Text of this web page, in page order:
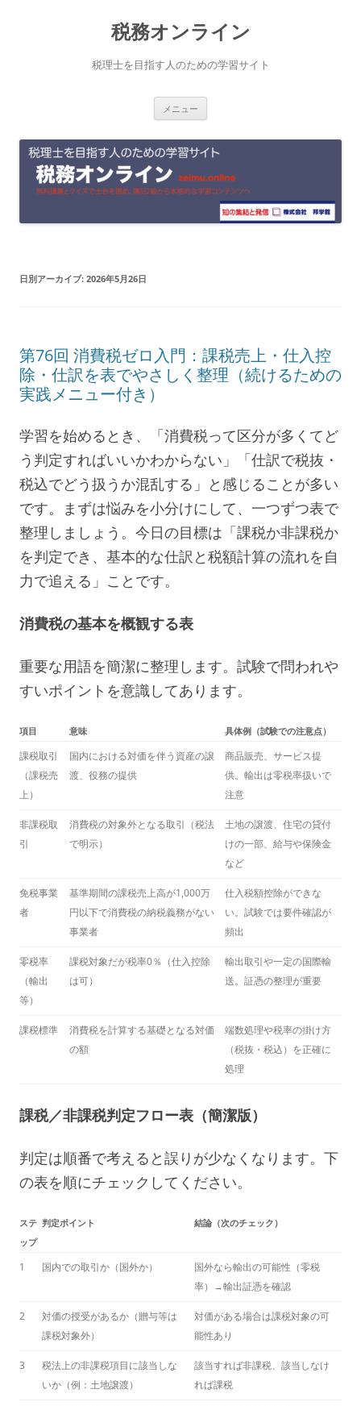
へ
ッ
税務オンライン
税理士を目指す人のための学習サイト
メニュー
日別アーカイブ: 2026年5月26日
第76回 消費税ゼロ入門：課税売上・仕入控
除・仕訳を表でやさしく整理（続けるための
実践メニュー付き）
学習を始めるとき、「消費税って区分が多くてど
う判定すればいいかわからない」「仕訳で税抜・
税込でどう扱うか混乱する」と感じることが多い
です。まずは悩みを小分けにして、一つずつ表で
整理しましょう。今日の目標は「課税か非課税か
を判定でき、基本的な仕訳と税額計算の流れを自
力で追える」ことです。
消費税の基本を概観する表
重要な用語を簡潔に整理します。試験で問われや
すいポイントを意識してあります。
項目 意味 具体例（試験での注意点）
課税取引
（課税売
上）
国内における対価を伴う資産の譲
渡、役務の提供
商品販売、サービス提
供。輸出は零税率扱いで
注意
非課税取
引
消費税の対象外となる取引（税法
で明示）
土地の譲渡、住宅の貸付
けの一部、給与や保険金
など
免税事業
者
基準期間の課税売上高が1,000万
円以下で消費税の納税義務がない
事業者
仕入税額控除ができな
い。試験では要件確認が
頻出
零税率
（輸出
等）
課税対象だが税率0％（仕入控除
は可）
輸出取引や一定の国際輸
送。証憑の整理が重要
課税標準
消費税を計算する基礎となる対価
の額
端数処理や税率の掛け方
（税抜・税込）を正確に
処理
課税／非課税判定フロー表（簡潔版）
判定は順番で考えると誤りが少なくなります。下
の表を順にチェックしてください。
ステ
ップ
判定ポイント 結論（次のチェック）
1 国内での取引か（国外か）
国外なら輸出の可能性（零税
率）→輸出証憑を確認
2
対価の授受があるか（贈与等は
課税対象外）
対価がある場合は課税対象の可
能性あり
3
税法上の非課税項目に該当しな
いか（例：土地譲渡）
該当すれば非課税、該当しなけ
れば課税